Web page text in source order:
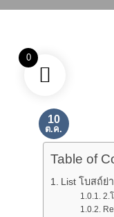
10
ต.ค.
Table of
List โบสถ์ย่
2.
0